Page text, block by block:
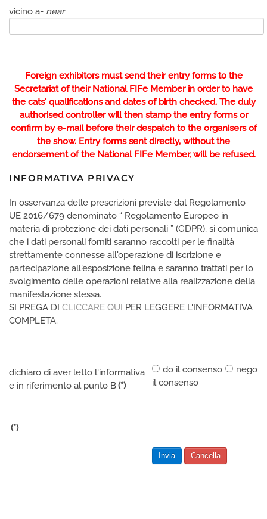
vicino a- near
Foreign exhibitors must send their entry forms to the
Secretariat of their National FIFe Member in order to have
the cats' qualifications and dates of birth checked. The duly
authorised controller will then stamp the entry forms or
confirm by e-mail before their despatch to the organisers of
the show. Entry forms sent directly, without the
endorsement of the National FIFe Member, will be refused.
INFORMATIVA PRIVACY
In osservanza delle prescrizioni previste dal Regolamento
UE 2016/679 denominato “ Regolamento Europeo in
materia di protezione dei dati personali ” (GDPR), si comunica
che i dati personali forniti saranno raccolti per le finalità
strettamente connesse all'operazione di iscrizione e
partecipazione all'esposizione felina e saranno trattati per lo
svolgimento delle operazioni relative alla realizzazione della
manifestazione stessa.
SI PREGA DI CLICCARE QUI PER LEGGERE L'INFORMATIVA
COMPLETA.
dichiaro di aver letto l'informativa
e in riferimento al punto B(*)
do il consenso
nego
il consenso
(*)
Invia Cancella